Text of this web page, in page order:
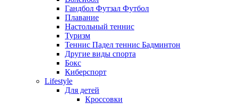
Гандбол Футзал Футбол
Плавание
Настольный теннис
Туризм
Теннис Падел теннис Бадминтон
Другие виды спорта
Бокс
Киберспорт
Lifestyle
Для детей
Кроссовки